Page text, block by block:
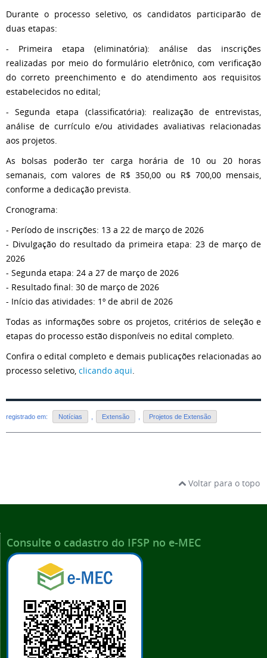
Durante o processo seletivo, os candidatos participarão de
duas etapas:
- Primeira etapa (eliminatória): análise das inscrições
realizadas por meio do formulário eletrônico, com verificação
do correto preenchimento e do atendimento aos requisitos
estabelecidos no edital;
- Segunda etapa (classificatória): realização de entrevistas,
análise de currículo e/ou atividades avaliativas relacionadas
aos projetos.
As bolsas poderão ter carga horária de 10 ou 20 horas
semanais, com valores de R$ 350,00 ou R$ 700,00 mensais,
conforme a dedicação prevista.
Cronograma:
- Período de inscrições: 13 a 22 de março de 2026
- Divulgação do resultado da primeira etapa: 23 de março de
2026
- Segunda etapa: 24 a 27 de março de 2026
- Resultado final: 30 de março de 2026
- Início das atividades: 1º de abril de 2026
Todas as informações sobre os projetos, critérios de seleção e
etapas do processo estão disponíveis no edital completo.
Confira o edital completo e demais publicações relacionadas ao
processo seletivo, clicando aqui.
registrado em: Notícias Extensão Projetos de Extensão
Voltar para o topo
Consulte o cadastro do IFSP no e-MEC